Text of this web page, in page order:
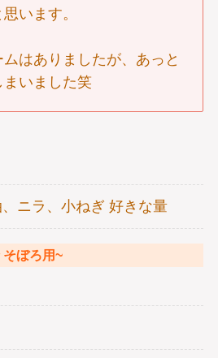
います。
はありましたが、あっと
いました笑
ニラ、小ねぎ 好きな量
ぼろ用~